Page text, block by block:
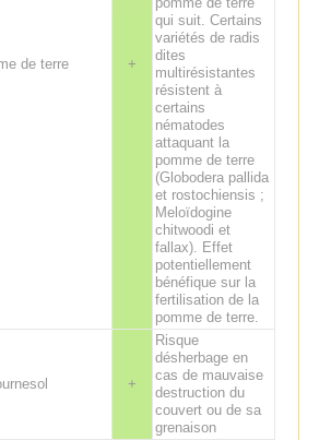
de terre +
qui suit. Certains
variétés de radis
dites
multirésistantes
résistent à
certains
nématodes
attaquant la
pomme de terre
(Globodera pallida
et rostochiensis ;
Meloïdogine
chitwoodi et
fallax). Effet
potentiellement
bénéfique sur la
fertilisation de la
pomme de terre.
+
Risque
désherbage en
cas de mauvaise
destruction du
couvert ou de sa
grenaison